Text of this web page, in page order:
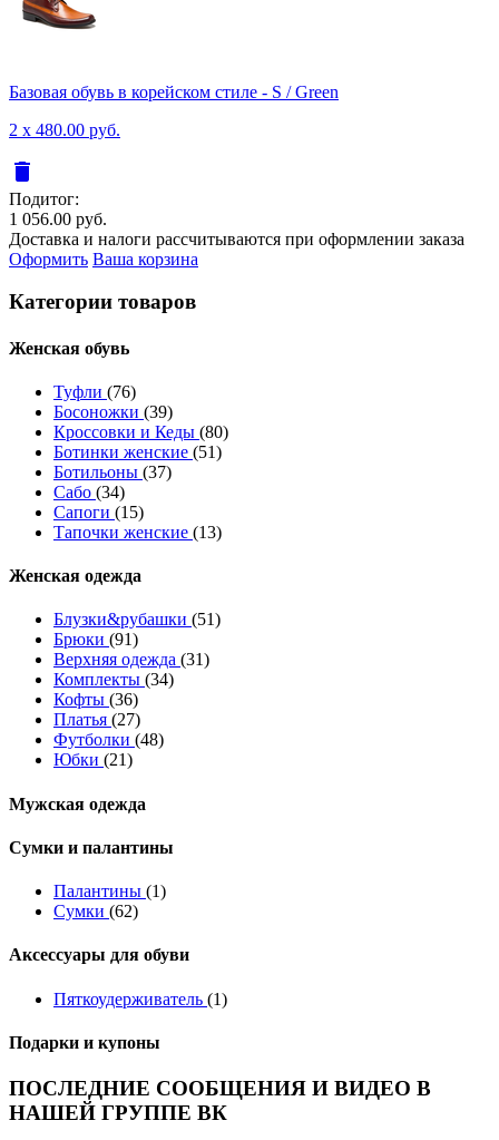
Базовая обувь в корейском стиле - S / Green
2 x 480.00 руб.
delete
Подитог:
1 056.00 руб.
Доставка и налоги рассчитываются при оформлении заказа
Оформить Ваша корзина
Категории товаров
Женcкая обувь
Туфли (76)
Босоножки (39)
Кроссовки и Кеды (80)
Ботинки женские (51)
Ботильоны (37)
Сабо (34)
Сапоги (15)
Тапочки женские (13)
Женская одежда
Блузки&рубашки (51)
Брюки (91)
Верхняя одежда (31)
Комплекты (34)
Кофты (36)
Платья (27)
Футболки (48)
Юбки (21)
Мужская одежда
Сумки и палантины
Палантины (1)
Сумки (62)
Аксессуары для обуви
Пяткоудерживатель (1)
Подарки и купоны
ПОСЛЕДНИЕ СООБЩЕНИЯ И ВИДЕО В
НАШЕЙ ГРУППЕ ВК